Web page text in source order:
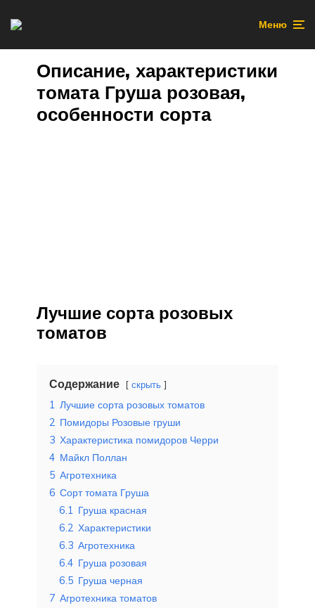
Меню
Описание, характеристики
томата Груша розовая,
особенности сорта
Лучшие сорта розовых
томатов
Содержание скрыть
1 Лучшие сорта розовых томатов
2 Помидоры Розовые груши
3 Характеристика помидоров Черри
4 Майкл Поллан
5 Агротехника
6 Сорт томата Груша
6.1 Груша красная
6.2 Характеристики
6.3 Агротехника
6.4 Груша розовая
6.5 Груша черная
7 Агротехника томатов